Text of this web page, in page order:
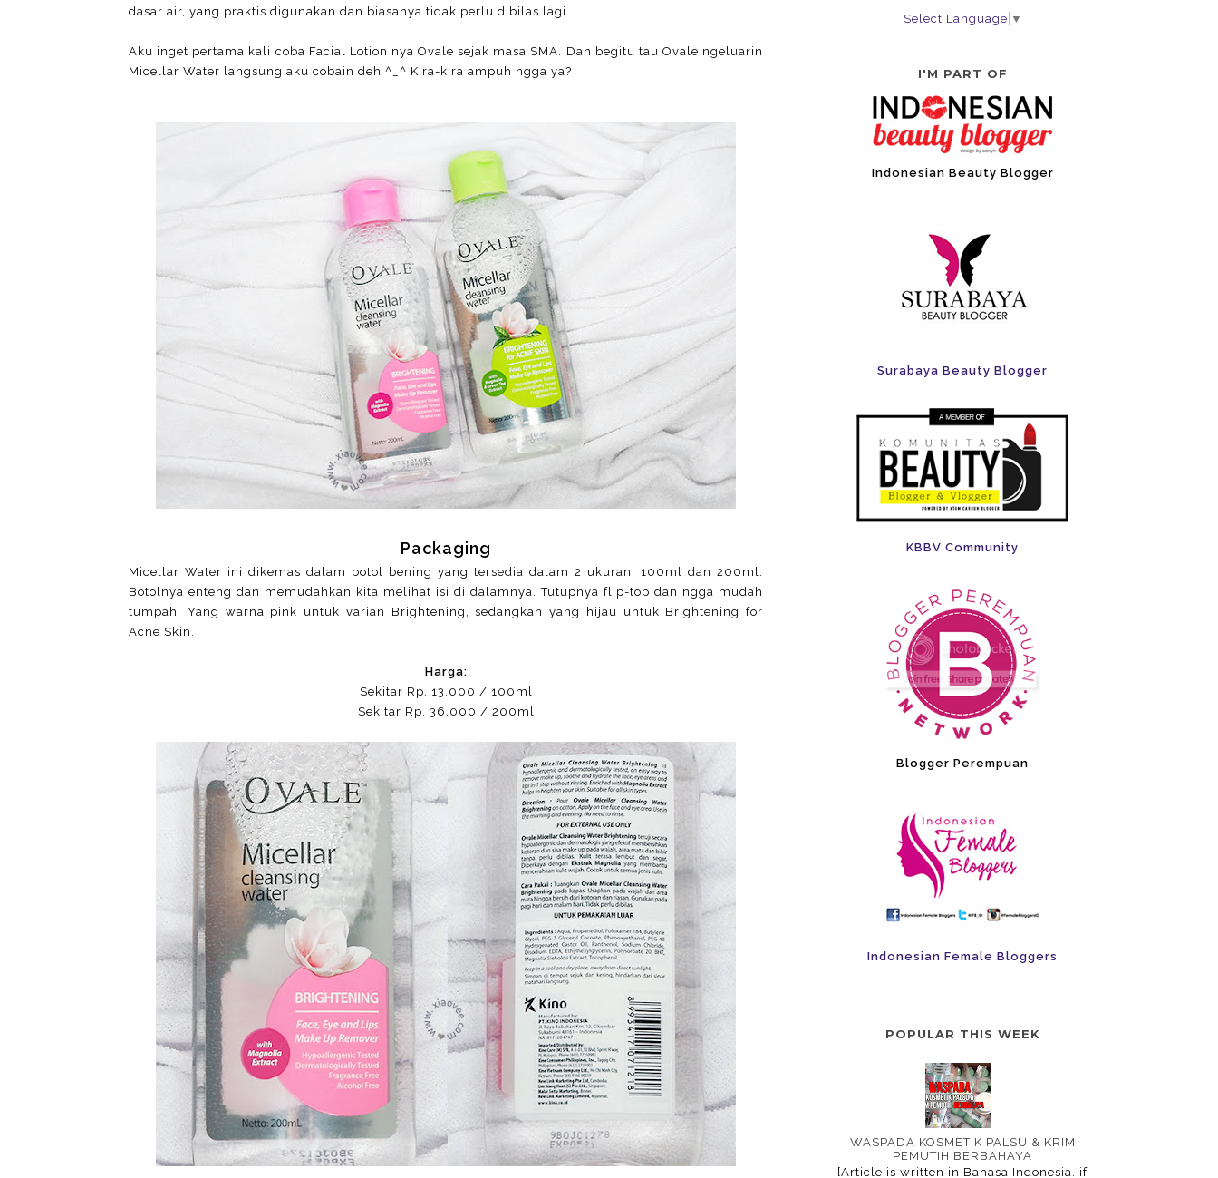
dasar air, yang praktis digunakan dan biasanya tidak perlu dibilas lagi.
Aku inget pertama kali coba Facial Lotion nya Ovale sejak masa SMA. Dan begitu tau Ovale ngeluarin
Micellar Water langsung aku cobain deh ^_^ Kira-kira ampuh ngga ya?
Packaging
Micellar Water ini dikemas dalam botol bening yang tersedia dalam 2 ukuran, 100ml dan 200ml.
Botolnya enteng dan memudahkan kita melihat isi di dalamnya. Tutupnya flip-top dan ngga mudah
tumpah. Yang warna pink untuk varian Brightening, sedangkan yang hijau untuk Brightening for
Acne Skin.
Harga:
Sekitar Rp. 13.000 / 100ml
Sekitar Rp. 36.000 / 200ml
Select Language ▼
I'M PART OF
Indonesian Beauty Blogger
Surabaya Beauty Blogger
KBBV Community
Blogger Perempuan
Indonesian Female Bloggers
POPULAR THIS WEEK
WASPADA KOSMETIK PALSU & KRIM
PEMUTIH BERBAHAYA
[Article is written in Bahasa Indonesia. if